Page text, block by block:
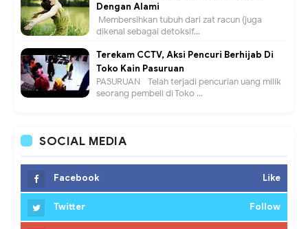
Dengan Alami
Membersihkan tubuh dari zat racun (juga
dikenal sebagai detoksif...
Terekam CCTV, Aksi Pencuri Berhijab Di
Toko Kain Pasuruan
PASURUAN - Telah terjadi pencurian uang milik
seorang pembeli di Toko ...
SOCIAL MEDIA
Facebook Like
Twitter Follow